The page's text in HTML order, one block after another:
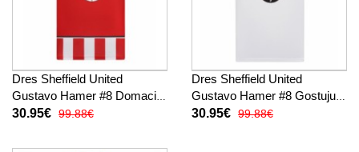
Dres Sheffield United
Gustavo Hamer #8 Domaci
2025-26 Kratak Rukav
30.95€ 99.88€
Dres Sheffield United
Gustavo Hamer #8 Gostujuci
2025-26 Kratak Rukav
30.95€ 99.88€